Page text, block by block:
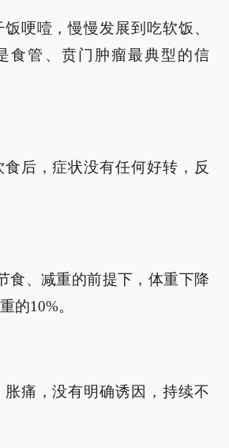
哽噎，慢慢发展到吃软饭、
食管、贲门肿瘤最典型的信
后，症状没有任何好转，反
食、减重的前提下，体重下降
的10%。
痛，没有明确诱因，持续不